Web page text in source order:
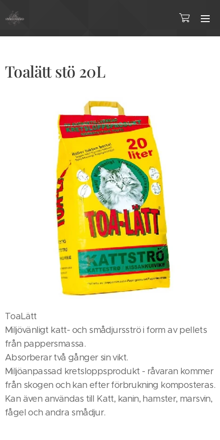
Toalätt stö 20L
ToaLätt
Miljövänligt katt- och smådjursströ i form av pellets
från pappersmassa.
Absorberar två gånger sin vikt.
Miljöanpassad kretsloppsprodukt - råvaran kommer
från skogen och kan efter förbrukning komposteras.
Kan även användas till Katt, kanin, hamster, marsvin,
fågel och andra smådjur.